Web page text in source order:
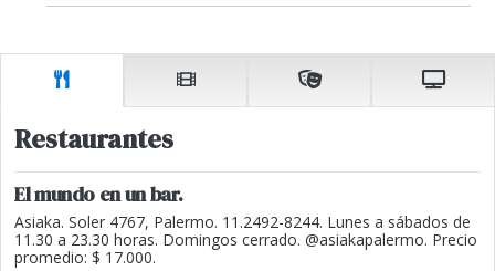
Restaurantes
El mundo en un bar.
Asiaka. Soler 4767, Palermo. 11.2492-8244. Lunes a sábados de
11.30 a 23.30 horas. Domingos cerrado. @asiakapalermo. Precio
promedio: $ 17.000.